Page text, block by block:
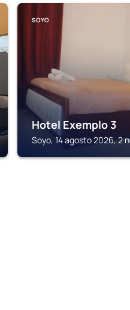
SOYO
Hotel Exemplo 3
Soyo, 14 agosto 2026, 2